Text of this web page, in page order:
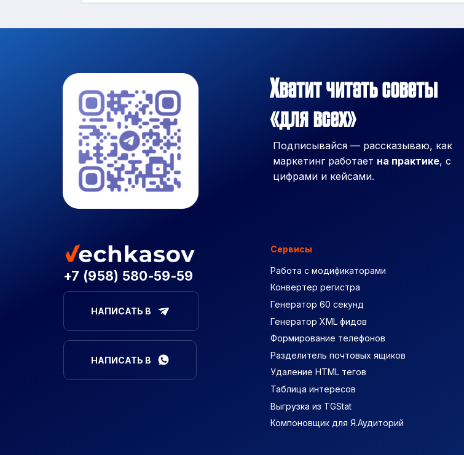
Хватит читать советы
«для всех»
Подписывайся — рассказываю, как
маркетинг работает на практике, с
цифрами и кейсами.
+7 (958) 580-59-59
НАПИСАТЬ В
НАПИСАТЬ В
Сервисы
Работа с модификаторами
Конвертер регистра
Генератор 60 секунд
Генератор XML фидов
Формирование телефонов
Разделитель почтовых ящиков
Удаление HTML тегов
Таблица интересов
Выгрузка из TGStat
Компоновщик для Я.Аудиторий